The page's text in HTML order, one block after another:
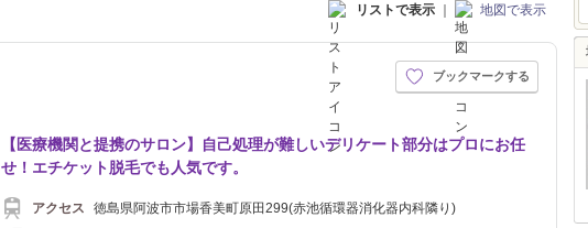
リストで表示 ｜ 地図で表示
ブックマークする
【医療機関と提携のサロン】自己処理が難しいデリケート部分はプロにお任
せ！エチケット脱毛でも人気です。
アクセス
徳島県阿波市市場香美町原田299(赤池循環器消化器内科隣り)